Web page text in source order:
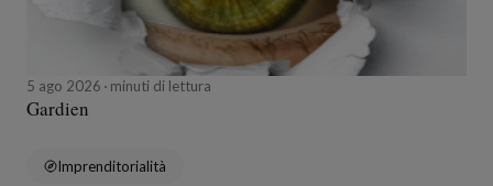
5 ago 2026 minuti di lettura
Gardien
Imprenditorialità